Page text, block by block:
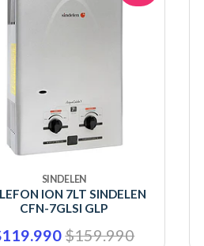
SINDELEN
ION 7LT SINDELEN
CFN-7GLSI GLP
$159.990